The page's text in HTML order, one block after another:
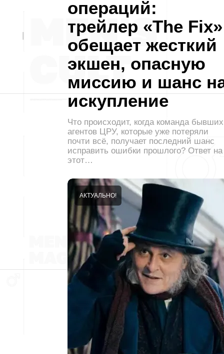
операций:
трейлер «The Fix»
обещает жесткий
экшен, опасную
миссию и шанс
искупление
Что происходит, когда команда бывших
агентов ЦРУ, которые уже потеряли
почти всё, получает последний шанс
исправить ошибки прошлого? Ответ на
этот…
АКТУАЛЬНО!